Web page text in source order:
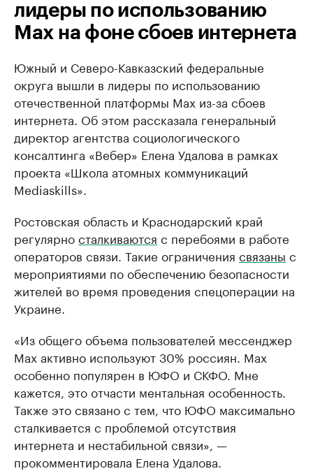
лидеры по использованию
Мах на фоне сбоев интернета
Южный и Северо-Кавказский федеральные
округа вышли в лидеры по использованию
отечественной платформы Мах из-за сбоев
интернета. Об этом рассказала генеральный
директор агентства социологического
консалтинга «Вебер» Елена Удалова в рамках
проекта «Школа атомных коммуникаций
Mediaskills».
Ростовская область и Краснодарский край
регулярносталкиваются с перебоями в работе
операторов связи. Такие ограничения связаны с
мероприятиями по обеспечению безопасности
жителей во время проведения спецоперации на
Украине.
«Из общего объема пользователей мессенджер
Мах активно используют 30% россиян. Мах
особенно популярен в ЮФО и СКФО. Мне
кажется, это отчасти ментальная особенность.
Также это связано с тем, что ЮФО максимально
сталкивается с проблемой отсутствия
интернета и нестабильной связи», —
прокомментировала Елена Удалова.